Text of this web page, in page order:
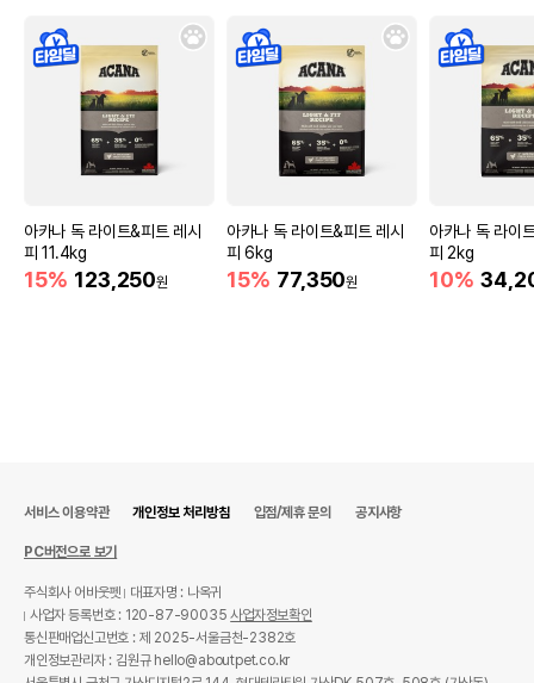
아카나 독 라이트&피트 레시
피 11.4kg
15% 123,250원
아카나 독 라이트&피트 레시
피 6kg
15% 77,350원
아카나 독 라이
피 2kg
10%
서비스 이용약관 개인정보 처리방침 입점/제휴 문의 공지사항
PC버전으로 보기
주식회사 어바웃펫
대표자명 : 나옥귀
사업자 등록번호 : 120-87-90035사업자정보확인
통신판매업신고번호 : 제 2025-서울금천-2382호
개인정보관리자 : 김원규 hello@aboutpet.co.kr